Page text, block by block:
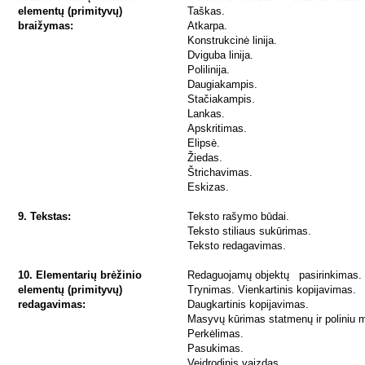
elementų (primityvų)
braižymas:
Taškas.
Atkarpa.
Konstrukcinė linija.
Dviguba linija.
Polilinija.
Daugiakampis.
Stačiakampis.
Lankas.
Apskritimas.
Elipsė.
Žiedas.
Štrichavimas.
Eskizas.
9. Tekstas:
Teksto rašymo būdai.
Teksto stiliaus sukūrimas.
Teksto redagavimas.
10. Elementarių brėžinio
elementų (primityvų)
redagavimas:
Redaguojamų objektų pasirinkimas.
Trynimas. Vienkartinis kopijavimas.
Daugkartinis kopijavimas.
Masyvų kūrimas statmenų ir poliniu
Perkėlimas.
Pasukimas.